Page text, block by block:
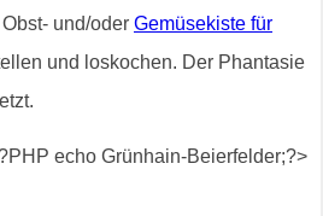
und/oder Gemüsekiste für
und loskochen. Der Phantasie